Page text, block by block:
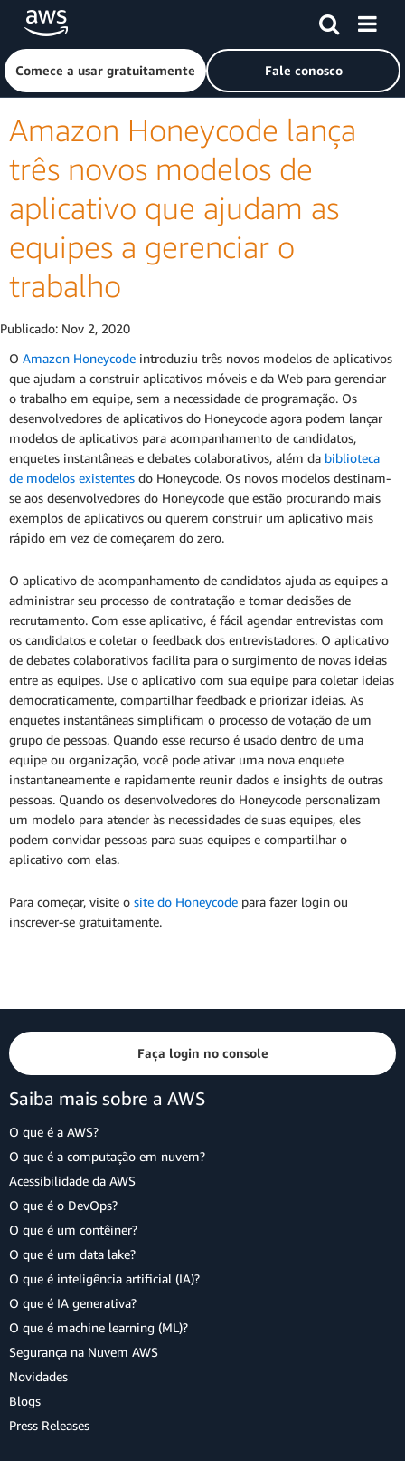
Pular para o conteúdo principal
Clique aqui para voltar à página inicial da Amazon Web
Comece a usar gratuitamente Fale conosco
Amazon Honeycode lança
três novos modelos de
aplicativo que ajudam as
equipes a gerenciar o
trabalho
Publicado: Nov 2, 2020
O Amazon Honeycode introduziu três novos modelos de aplicativos
que ajudam a construir aplicativos móveis e da Web para gerenciar
o trabalho em equipe, sem a necessidade de programação. Os
desenvolvedores de aplicativos do Honeycode agora podem lançar
modelos de aplicativos para acompanhamento de candidatos,
enquetes instantâneas e debates colaborativos, além da biblioteca
de modelos existentes do Honeycode. Os novos modelos destinam-
se aos desenvolvedores do Honeycode que estão procurando mais
exemplos de aplicativos ou querem construir um aplicativo mais
rápido em vez de começarem do zero.
O aplicativo de acompanhamento de candidatos ajuda as equipes a
administrar seu processo de contratação e tomar decisões de
recrutamento. Com esse aplicativo, é fácil agendar entrevistas com
os candidatos e coletar o feedback dos entrevistadores. O aplicativo
de debates colaborativos facilita para o surgimento de novas ideias
entre as equipes. Use o aplicativo com sua equipe para coletar ideias
democraticamente, compartilhar feedback e priorizar ideias. As
enquetes instantâneas simplificam o processo de votação de um
grupo de pessoas. Quando esse recurso é usado dentro de uma
equipe ou organização, você pode ativar uma nova enquete
instantaneamente e rapidamente reunir dados e insights de outras
pessoas. Quando os desenvolvedores do Honeycode personalizam
um modelo para atender às necessidades de suas equipes, eles
podem convidar pessoas para suas equipes e compartilhar o
aplicativo com elas.
Para começar, visite o site do Honeycode para fazer login ou
inscrever-se gratuitamente.
Faça login no console
Saiba mais sobre a AWS
O que é a AWS?
O que é a computação em nuvem?
Acessibilidade da AWS
O que é o DevOps?
O que é um contêiner?
O que é um data lake?
O que é inteligência artificial (IA)?
O que é IA generativa?
O que é machine learning (ML)?
Segurança na Nuvem AWS
Novidades
Blogs
Press Releases